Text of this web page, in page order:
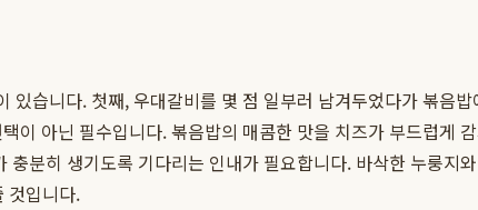
있습니다. 첫째, 우대갈비를 몇 점 일부러 남겨두었다가 볶음
이 아닌 필수입니다. 볶음밥의 매콤한 맛을 치즈가 부드럽게
분히 생기도록 기다리는 인내가 필요합니다. 바삭한 누룽
것입니다.